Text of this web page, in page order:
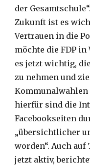
der
Zukunft ist es
Vertrauen in die
möchte die FDP in
es jetzt wichtig,
zu nehmen und
Kommunalwahlen
hierfür sind die
Facebookseiten
„übersichtlicher
worden“. Auch
jetzt aktiv,